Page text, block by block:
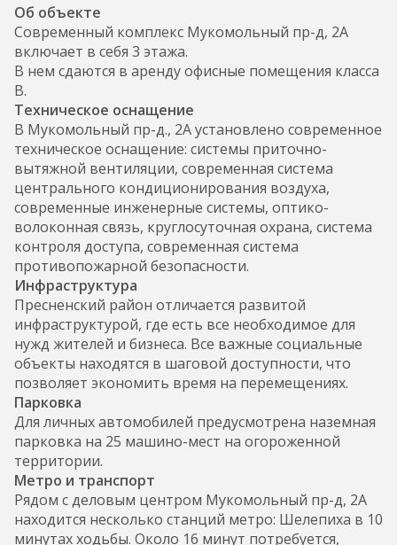
Об объекте
Современный комплекс Мукомольный пр-д, 2А
включает в себя 3 этажа.
В нем сдаются в аренду офисные помещения класса
B.
Техническое оснащение
В Мукомольный пр-д., 2А установлено современное
техническое оснащение: системы приточно-
вытяжной вентиляции, современная система
центрального кондиционирования воздуха,
современные инженерные системы, оптико-
волоконная связь, круглосуточная охрана, система
контроля доступа, современная система
противопожарной безопасности.
Инфраструктура
Пресненский район отличается развитой
инфраструктурой, где есть все необходимое для
нужд жителей и бизнеса. Все важные социальные
объекты находятся в шаговой доступности, что
позволяет экономить время на перемещениях.
Парковка
Для личных автомобилей предусмотрена наземная
парковка на 25 машино-мест на огороженной
территории.
Метро и транспорт
Рядом с деловым центром Мукомольный пр-д, 2А
находится несколько станций метро: Шелепиха в 10
минутах ходьбы. Около 16 минут потребуется,